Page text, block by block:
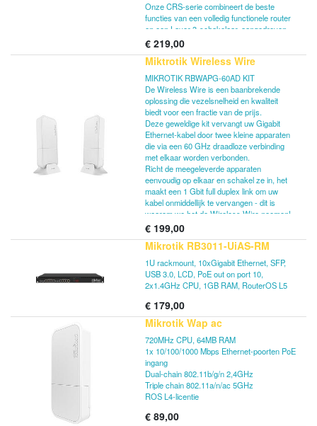
Onze CRS-serie combineert de beste
functies van een volledig functionele router
en een Layer 3-schakelaar, aangedreven
door de bekende RouterOS. Alle specifieke
Switch-configuratieopties zijn beschikbaar
in een speciaal Switch-menu, maar als u
wilt, kunnen poorten uit de
switchconfiguratie worden verwijderd en
voor routeringsdoeleinden worden gebruikt.
€ 219,00
Miktrotik Wireless Wire
MIKROTIK RBWAPG-60AD KIT
De Wireless Wire is een baanbrekende
oplossing die vezelsnelheid en kwaliteit
biedt voor een fractie van de prijs.
Deze geweldige kit vervangt uw Gigabit
Ethernet-kabel door twee kleine apparaten
die via een 60 GHz draadloze verbinding
met elkaar worden verbonden.
Richt de meegeleverde apparaten
eenvoudig op elkaar en schakel ze in, het
maakt een 1 Gbit full duplex link om uw
kabel onmiddellijk te vervangen - dit is
waarom we het de Wireless Wire noemen!
De Wireless Wire maakt veilige AES
gecodeerde 60 GHz draadloze verbinding
die niet wordt beïnvloed door het drukke
WiFi-spectrum en biedt een stabiele en
snelle verbinding voor afstanden van 200
meter of meer. De doos bevat twee
wAP60G-apparaten die al aan elkaar zijn
gekoppeld, een wandmontageset, riemen
voor paalmontage en ook een paar
tafelstandaards om de apparaten
binnenshuis te gebruiken. De link werkt
zelfs door de meeste vensters, afhankelijk
van het materiaal.
€ 199,00
Mikrotik RB3011-UiAS-RM
1U rackmount, 10xGigabit Ethernet, SFP,
USB 3.0, LCD, PoE out on port 10,
2x1.4GHz CPU, 1GB RAM, RouterOS L5
€ 179,00
Mikrotik Wap ac
720MHz CPU, 64MB RAM
1x 10/100/1000 Mbps Ethernet-poorten PoE
ingang
Dual-chain 802.11b/g/n 2,4GHz
Triple chain 802.11a/n/ac 5GHz
ROS L4-licentie
€ 89,00